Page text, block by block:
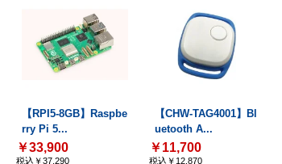
【RPI5-8GB】Raspbe
rry Pi 5...
￥33,900
税込￥37,290
【CHW-TAG4001】Bl
uetooth A...
￥11,700
税込￥12,870